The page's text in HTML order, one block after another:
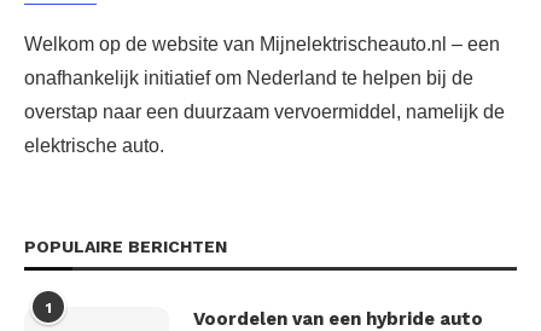
Welkom op de website van Mijnelektrischeauto.nl – een
onafhankelijk initiatief om Nederland te helpen bij de
overstap naar een duurzaam vervoermiddel, namelijk de
elektrische auto.
POPULAIRE BERICHTEN
1
Voordelen van een hybride auto